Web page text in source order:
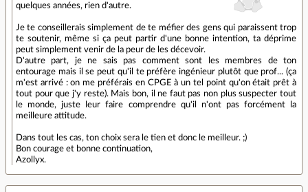
quelques années, rien d'autre.
Je te conseillerais simplement de te méfier des gens qui paraissent trop
te soutenir, même si ça peut partir d'une bonne intention, ta déprime
peut simplement venir de la peur de les décevoir.
D'autre part, je ne sais pas comment sont les membres de ton
entourage mais il se peut qu'il te préfère ingénieur plutôt que prof... (ça
m'est arrivé : on me préférais en CPGE à un tel point qu'on était prêt à
tout pour que j'y reste). Mais bon, il ne faut pas non plus suspecter tout
le monde, juste leur faire comprendre qu'il n'ont pas forcément la
meilleure attitude.
Dans tout les cas, ton choix sera le tien et donc le meilleur. ;)
Bon courage et bonne continuation,
Azollyx.